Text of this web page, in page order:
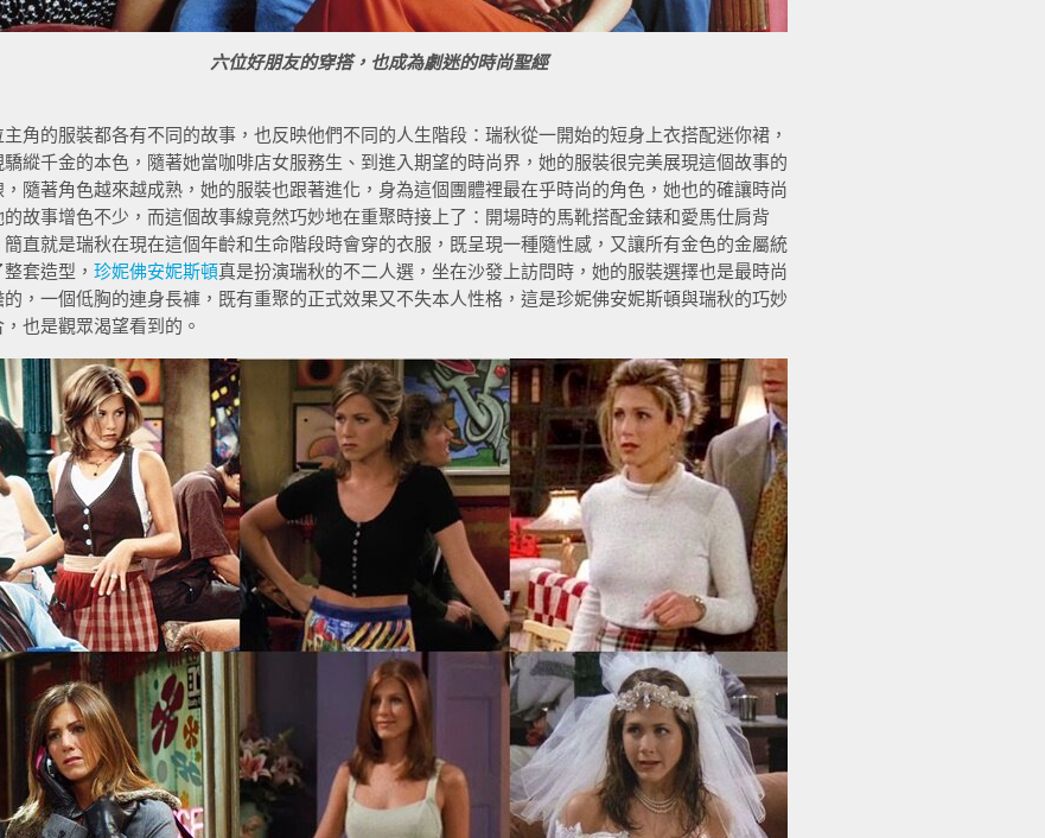
六位好朋友的穿搭，也成為劇迷的時尚聖經
主角的服裝都各有不同的故事，也反映他們不同的人生階段：瑞秋從一開始的短身上衣搭配迷你裙，
驕縱千金的本色，隨著她當咖啡店女服務生、到進入期望的時尚界，她的服裝很完美展現這個故事的
，隨著角色越來越成熟，她的服裝也跟著進化，身為這個團體裡最在乎時尚的角色，她也的確讓時尚
的故事增色不少，而這個故事線竟然巧妙地在重聚時接上了：開場時的馬靴搭配金錶和愛馬仕肩背
簡直就是瑞秋在現在這個年齡和生命階段時會穿的衣服，既呈現一種隨性感，又讓所有金色的金屬統
套造型， 珍妮佛安妮斯頓真是扮演瑞秋的不二人選，坐在沙發上訪問時，她的服裝選擇也是最時尚
的，一個低胸的連身長褲，既有重聚的正式效果又不失本人性格，這是珍妮佛安妮斯頓與瑞秋的巧妙
也是觀眾渴望看到的。